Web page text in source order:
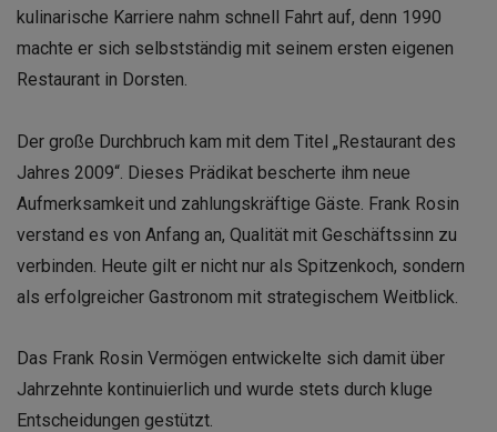
kulinarische Karriere nahm schnell Fahrt auf, denn 1990
machte er sich selbstständig mit seinem ersten eigenen
Restaurant in Dorsten.
Der große Durchbruch kam mit dem Titel „Restaurant des
Jahres 2009“. Dieses Prädikat bescherte ihm neue
Aufmerksamkeit und zahlungskräftige Gäste. Frank Rosin
verstand es von Anfang an, Qualität mit Geschäftssinn zu
verbinden. Heute gilt er nicht nur als Spitzenkoch, sondern
als erfolgreicher Gastronom mit strategischem Weitblick.
Das Frank Rosin Vermögen entwickelte sich damit über
Jahrzehnte kontinuierlich und wurde stets durch kluge
Entscheidungen gestützt.